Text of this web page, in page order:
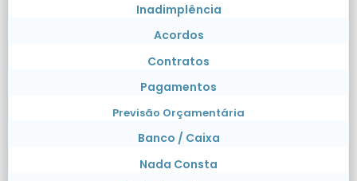
Inadimplência
Acordos
Contratos
Pagamentos
Previsão Orçamentária
Banco / Caixa
Nada Consta